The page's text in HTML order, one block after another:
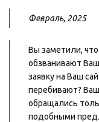
Февраль, 2025
Вы заметили,
обзванивают
заявку на Ваш
перебивают?
обращались
подобными